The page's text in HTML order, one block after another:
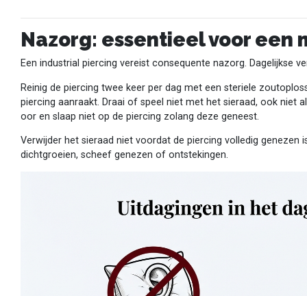
Nazorg: essentieel voor een
Een industrial piercing vereist consequente nazorg. Dagelijkse
Reinig de piercing twee keer per dag met een steriele
piercing aanraakt. Draai of speel niet met het sieraad, ook niet
oor en slaap niet op de piercing zolang deze geneest.
Verwijder het sieraad niet voordat de piercing volledig genezen
dichtgroeien, scheef genezen of ontstekingen.